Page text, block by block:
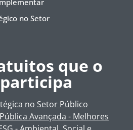
no Setor
que o
no Setor Público
Avançada - Melhores